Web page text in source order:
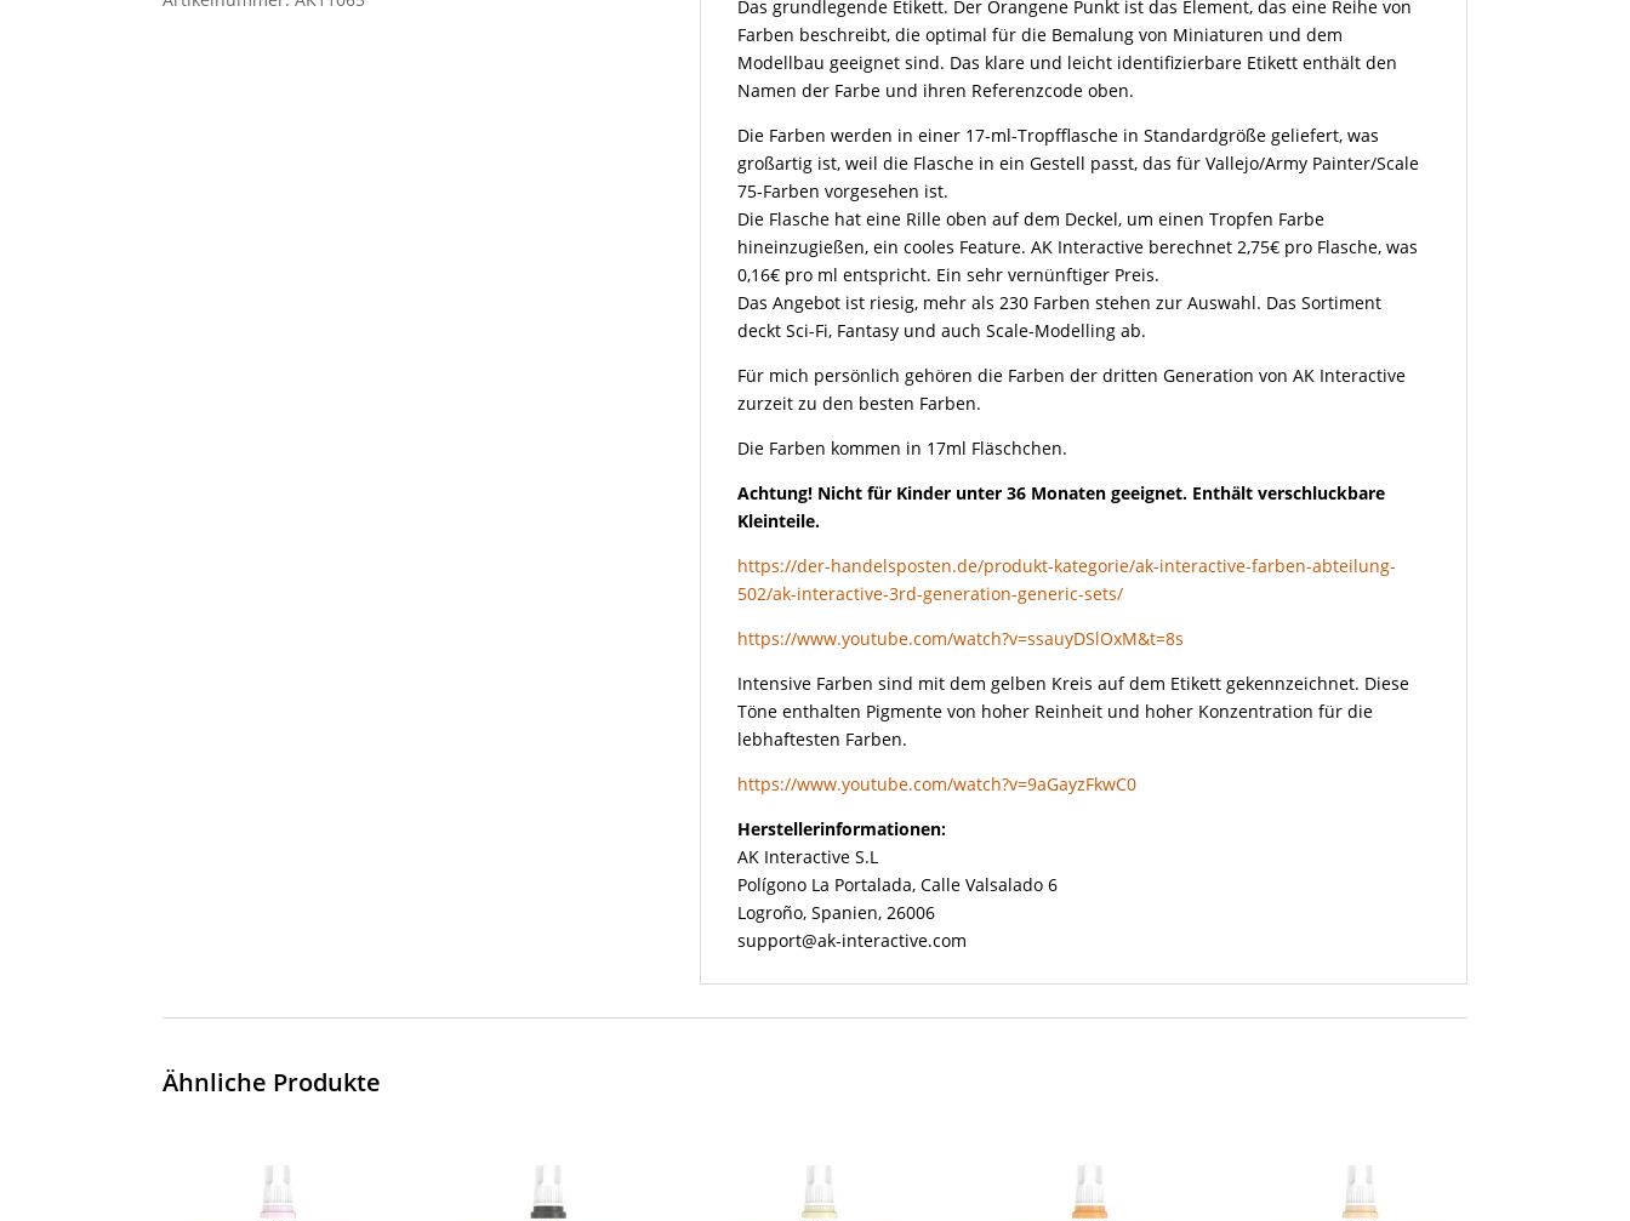
Das grundlegende Etikett. Der Orangene Punkt ist das Element, das eine Reihe von
Farben beschreibt, die optimal für die Bemalung von Miniaturen und dem
Modellbau geeignet sind. Das klare und leicht identifizierbare Etikett enthält den
Namen der Farbe und ihren Referenzcode oben.
Die Farben werden in einer 17-ml-Tropfflasche in Standardgröße geliefert, was
großartig ist, weil die Flasche in ein Gestell passt, das für Vallejo/Army Painter/Scale
75-Farben vorgesehen ist.
Die Flasche hat eine Rille oben auf dem Deckel, um einen Tropfen Farbe
hineinzugießen, ein cooles Feature. AK Interactive berechnet 2,75€ pro Flasche, was
0,16€ pro ml entspricht. Ein sehr vernünftiger Preis.
Das Angebot ist riesig, mehr als 230 Farben stehen zur Auswahl. Das Sortiment
deckt Sci-Fi, Fantasy und auch Scale-Modelling ab.
Für mich persönlich gehören die Farben der dritten Generation von AK Interactive
zurzeit zu den besten Farben.
Die Farben kommen in 17ml Fläschchen.
Achtung! Nicht für Kinder unter 36 Monaten geeignet. Enthält verschluckbare
Kleinteile.
https://der-handelsposten.de/produkt-kategorie/ak-interactive-farben-abteilung-
502/ak-interactive-3rd-generation-generic-sets/
https://www.youtube.com/watch?v=ssauyDSlOxM&t=8s
Intensive Farben sind mit dem gelben Kreis auf dem Etikett gekennzeichnet. Diese
Töne enthalten Pigmente von hoher Reinheit und hoher Konzentration für die
lebhaftesten Farben.
https://www.youtube.com/watch?v=9aGayzFkwC0
Herstellerinformationen:
AK Interactive S.L
Polígono La Portalada, Calle Valsalado 6
Logroño, Spanien, 26006
support@ak-interactive.com
Ähnliche Produkte